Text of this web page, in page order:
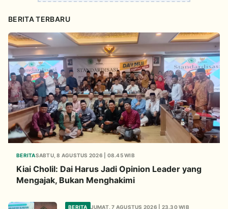
BERITA TERBARU
BERITASABTU, 8 AGUSTUS 2026 | 08.45 WIB
Kiai Cholil: Dai Harus Jadi Opinion Leader yang
Mengajak, Bukan Menghakimi
BERITA JUMAT, 7 AGUSTUS 2026 | 23.30 WIB